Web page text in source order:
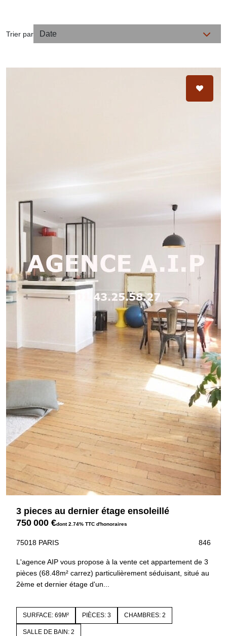
Trier par
3 pieces au dernier étage ensoleillé
750 000 €dont 2.74% TTC d'honoraires
75018 PARIS 846
L'agence AIP vous propose à la vente cet appartement de 3
pièces (68.48m² carrez) particulièrement séduisant, situé au
2ème et dernier étage d'un...
SURFACE: 69M² PIÈCES: 3 CHAMBRES: 2
SALLE DE BAIN: 2